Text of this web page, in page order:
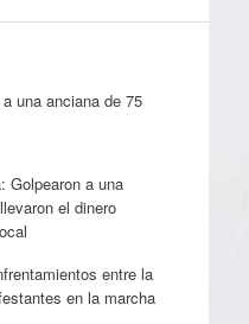
una anciana de 75
Golpearon a una
el dinero
entre la
en la marcha